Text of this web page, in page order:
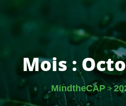
Mois :
MindtheCAP>